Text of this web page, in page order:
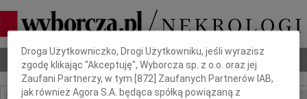
Nekrologi Odeszli Poradnik pogrzebowy
Dbamy o Twoją prywatność
Droga Użytkowniczko, Drogi Użytkowniku, jeśli wyrazisz
zgodę klikając "Akceptuję", Wyborcza sp. z o.o. oraz jej
Zaufani Partnerzy, w tym [872 ] Zaufanych Partnerów IAB,
jak również Agora S.A. będąca spółką powiązaną z